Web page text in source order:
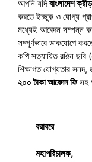
আপনি যদিবাংলাদেশ
করতে ইচ্ছুক ও যোগ্য
মধ্যেই আবেদন সম্পন্ন
সম্পূর্ণভাবে ডাকযোগে
কপি সত্যায়িত রঙিন
শিক্ষাগত যোগ্যতার সনদ,
২০০ টাকা আবেদন ফিসহ
বরাবরে
মহাপরিচালক,